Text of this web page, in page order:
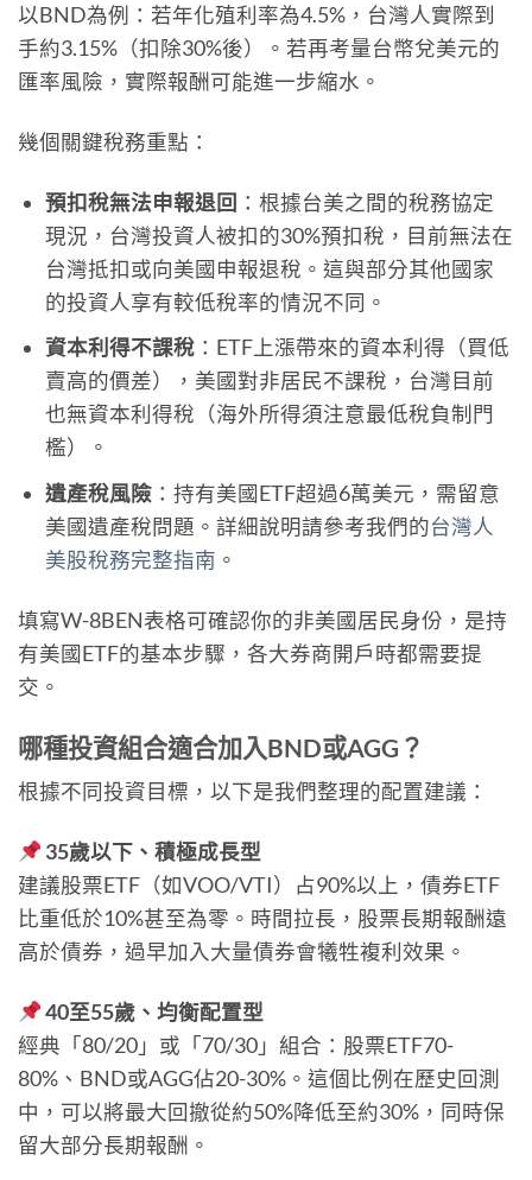
以BND為例：若年化殖利率為4.5%，台灣人實際到
手約3.15%（扣除30%後）。若再考量台幣兌美元的
匯率風險，實際報酬可能進一步縮水。
幾個關鍵稅務重點：
預扣稅無法申報退回 ：根據台美之間的稅務協定
現況，台灣投資人被扣的30%預扣稅，目前無法在
台灣抵扣或向美國申報退稅。這與部分其他國家
的投資人享有較低稅率的情況不同。
資本利得不課稅：ETF上漲帶來的資本利得（買低
賣高的價差），美國對非居民不課稅，台灣目前
也無資本利得稅（海外所得須注意最低稅負制門
檻）。
遺產稅風險：持有美國ETF超過6萬美元，需留意
美國遺產稅問題。詳細說明請參考我們的台灣人
美股稅務完整指南 。
填寫W-8BEN表格可確認你的非美國居民身份，是持
有美國ETF的基本步驟，各大券商開戶時都需要提
交。
哪種投資組合適合加入BND或AGG？
根據不同投資目標，以下是我們整理的配置建議：
35歲以下、積極成長型
建議股票ETF（如VOO/VTI）占90%以上，債券ETF
比重低於10%甚至為零。時間拉長，股票長期報酬遠
高於債券，過早加入大量債券會犧牲複利效果。
40至55歲、均衡配置型
經典「80/20」或「70/30」組合：股票ETF70-
80%、BND或AGG佔20-30%。這個比例在歷史回測
中，可以將最大回撤從約50%降低至約30%，同時保
留大部分長期報酬。